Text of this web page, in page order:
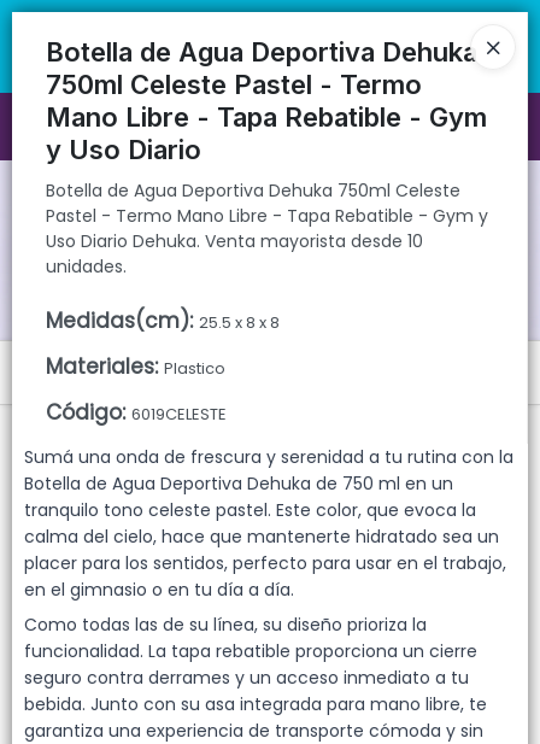
Botella de Agua Deportiva Dehuka 750ml Celeste Pastel - Termo
mayorista desde 10 unidades.
Botella de Agua Deportiva Dehuka
750ml Celeste Pastel - Termo
Mano Libre - Tapa Rebatible - Gym
y Uso Diario
Botella de Agua Deportiva Dehuka 750ml Celeste
Pastel - Termo Mano Libre - Tapa Rebatible - Gym y
Uso Diario Dehuka. Venta mayorista desde 10
unidades.
Medidas(cm): 25.5 x 8 x 8
Materiales: Plastico
Código: 6019CELESTE
Sumá una onda de frescura y serenidad a tu rutina con la
Botella de Agua Deportiva Dehuka de 750 ml en un
tranquilo tono celeste pastel. Este color, que evoca la
calma del cielo, hace que mantenerte hidratado sea un
placer para los sentidos, perfecto para usar en el trabajo,
en el gimnasio o en tu día a día.
Como todas las de su línea, su diseño prioriza la
funcionalidad. La tapa rebatible proporciona un cierre
seguro contra derrames y un acceso inmediato a tu
bebida. Junto con su asa integrada para mano libre, te
garantiza una experiencia de transporte cómoda y sin
directa | 📦 Comprá mayorista desde 10 unidades. ¡Registrate y
accedé a precios exclusivos!
Ingresar a la Tienda
CÓMO COMPRAR
QUIÉNES SOMOS
GARANTIAS
CONTACTO
Menú
Botella de Agua Deportiva Dehuka 750ml Celeste Pastel - Termo
mayorista desde 10 unidades.
Lista vacía